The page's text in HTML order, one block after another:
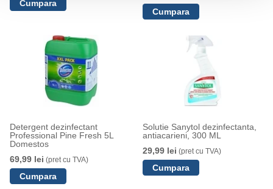
Detergent dezinfectant
Professional Pine Fresh 5L
Domestos
69,99 lei (pret cu TVA)
Solutie Sanytol dezinfectanta,
antiacarieni, 300 ML
29,99 lei (pret cu TVA)